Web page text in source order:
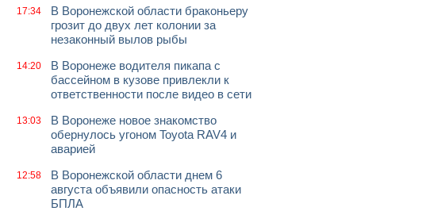
17:34
В Воронежской области браконьеру
грозит до двух лет колонии за
незаконный вылов рыбы
14:20
В Воронеже водителя пикапа с
бассейном в кузове привлекли к
ответственности после видео в сети
13:03
В Воронеже новое знакомство
обернулось угоном Toyota RAV4 и
аварией
12:58
В Воронежской области днем 6
августа объявили опасность атаки
БПЛА